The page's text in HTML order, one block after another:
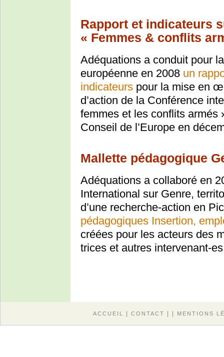
Rapport et indicateurs
« Femmes & conflits
Adéquations a conduit pour
européenne en 2008 un
indicateurs pour la mise en
d’action de la Conférence
femmes et les conflits armés
Conseil de l’Europe en
Mallette pédagogique
Adéquations a collaboré en
International sur Genre,
d’une recherche-action en
pédagogiques Insertion,
créées pour les acteurs des
trices et autres intervenant-
ACCUEIL CONTACT MENTIONS